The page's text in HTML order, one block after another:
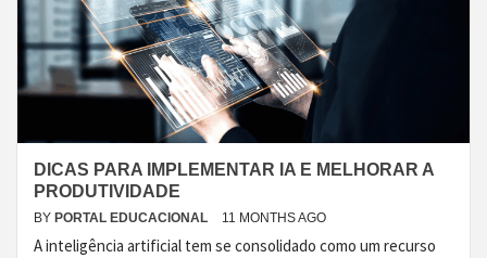
DICAS PARA IMPLEMENTAR IA E MELHORAR A
PRODUTIVIDADE
BY PORTAL EDUCACIONAL 11 MONTHS AGO
A inteligência artificial tem se consolidado como um recurso